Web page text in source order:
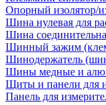
Опорный изолятор/
Шина нулевая для
Шина
Шинный зажим
Шинодержатель
Шины медные и
Щиты и панели для
Панель для